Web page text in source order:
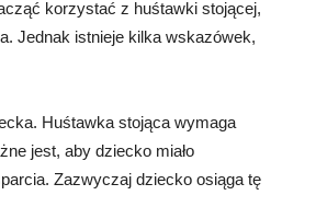
korzystać z huśtawki stojącej,
Jednak istnieje kilka wskazówek,
Huśtawka stojąca wymaga
jest, aby dziecko miało
Zazwyczaj dziecko osiąga tę